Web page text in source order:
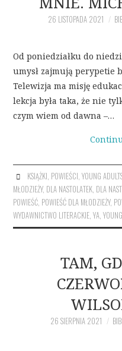
NAPISZ DO
26 LISTOPADA 2021
Od poniedziałku do
umysł zajmują perypetie
Telewizja ma misję
lekcja była taka, że nie
czym wiem od dawna –…
KSIĄŻKI POWIEŚCI YOUNG
MŁODZIEŻY, DLA NASTOLATEK DLA
POWIEŚĆ POWIEŚĆ DLA MŁODZIEŻY,
WYDAWNICTWO LITERACKIE ,YA ,
TAM,
26 SIERPNIA 2021